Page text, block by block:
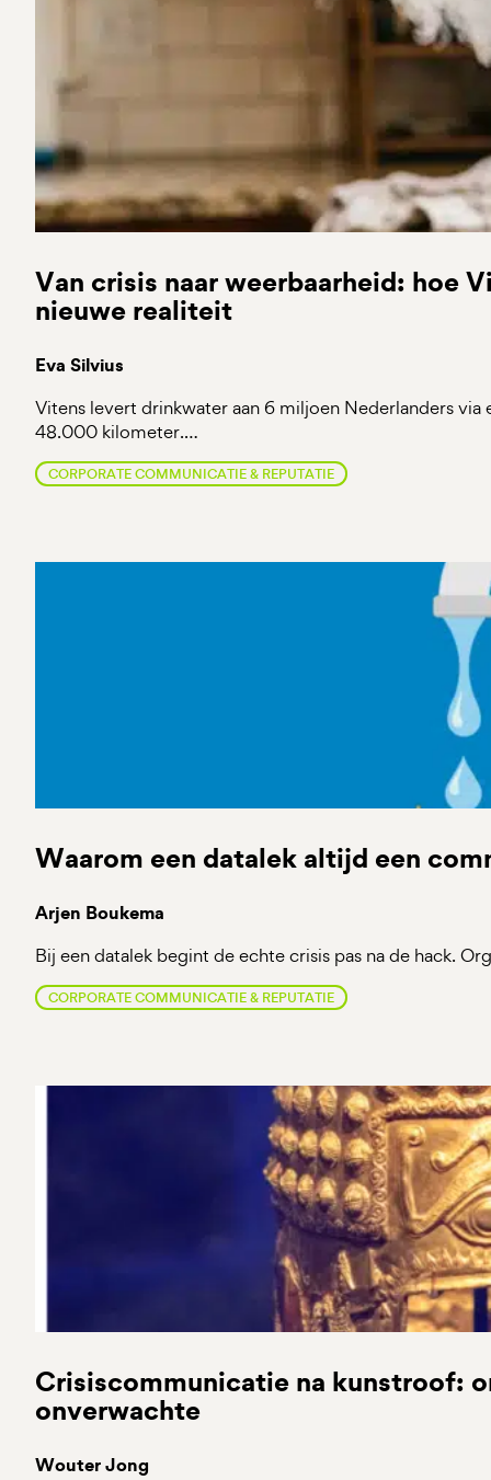
Van crisis naar weerbaarheid: hoe
nieuwe realiteit
Eva Silvius
Vitens levert drinkwater aan 6 miljoen Nederlanders
48.000 kilometer.…
CORPORATE COMMUNICATIE & REPUTATIE
Waarom een datalek altijd een
Arjen Boukema
Bij een datalek begint de echte crisis pas na de hack.
CORPORATE COMMUNICATIE & REPUTATIE
Crisiscommunicatie na kunstroof:
onverwachte
Wouter Jong